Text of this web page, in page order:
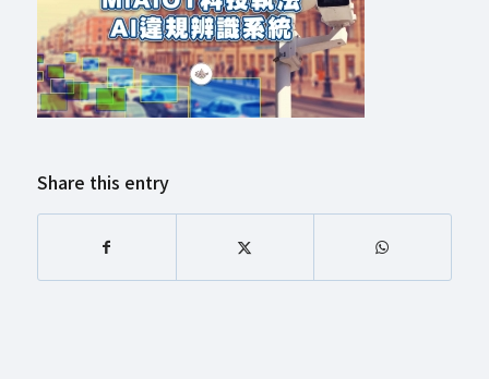
Share this entry